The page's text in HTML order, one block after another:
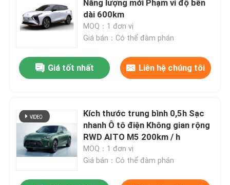
Yêu cầu báo giá
Ô tô điện thuần túy
Ô tô điện cỡ lớn
Ô tô điện thân thiện với ECO
Năng lượng mới Phạm vi độ bền
dài 600km
MOQ：1 đơn vị
Giá bán：Có thể đàm phán
Giá tốt nhất Liên hệ chúng tôi
Kích thước trung bình 0,5h Sạc
nhanh Ô tô điện Không gian rộng
RWD AITO M5 200km / h
MOQ：1 đơn vị
Giá bán：Có thể đàm phán